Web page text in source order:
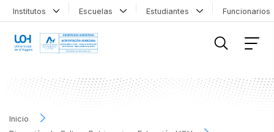
Institutos Escuelas Estudiantes
Inicio